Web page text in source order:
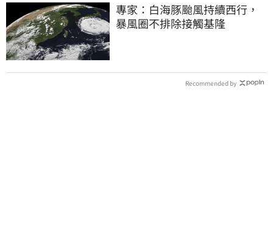
專家：白海豚颱風持續西行，
暴風圈不排除接觸基隆
Recommended by